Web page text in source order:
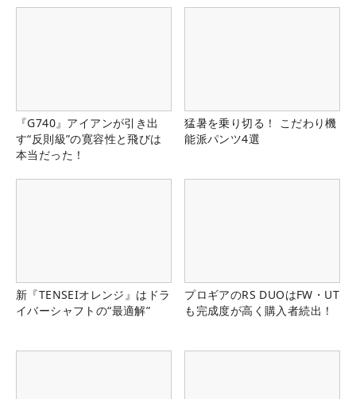
『G740』アイアンが引き出
す“反則級”の寛容性と飛びは
本当だった！
猛暑を乗り切る！ こだわり機
能派パンツ4選
新『TENSEIオレンジ』はドラ
イバーシャフトの“最適解”
プロギアのRS DUOはFW・UT
も完成度が高く購入者続出！